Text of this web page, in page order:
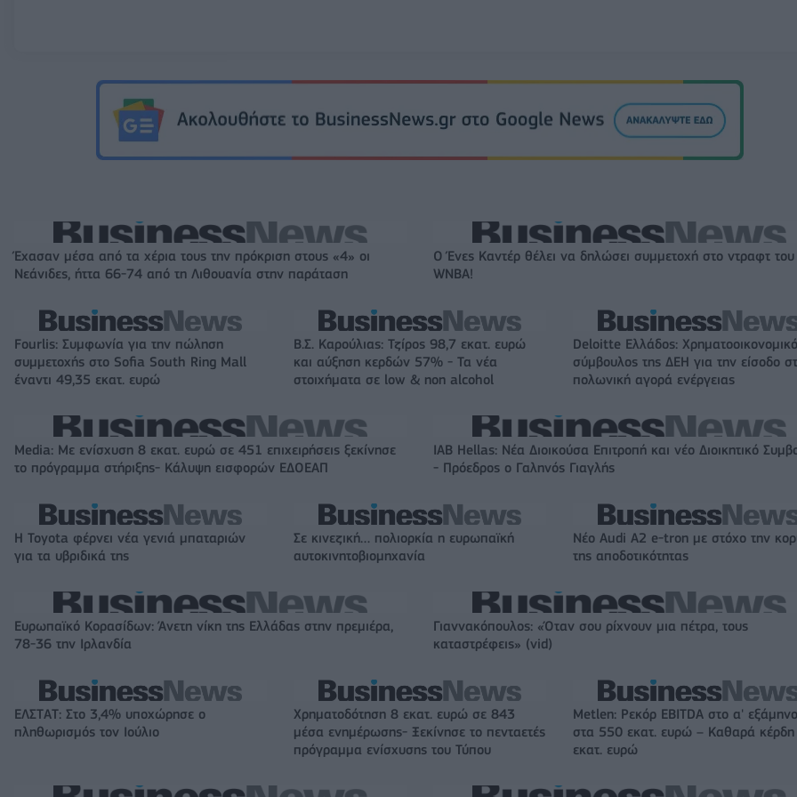
Έχασαν μέσα από τα χέρια τους την πρόκριση στους «4» οι
Νεάνιδες, ήττα 66-74 από τη Λιθουανία στην παράταση
Ο Ένες Καντέρ θέλει να δηλώσει συμμετοχή στο ντραφτ του
WNBA!
Fourlis: Συμφωνία για την πώληση
συμμετοχής στο Sofia South Ring Mall
έναντι 49,35 εκατ. ευρώ
Β.Σ. Καρούλιας: Τζίρος 98,7 εκατ. ευρώ
και αύξηση κερδών 57% - Τα νέα
στοιχήματα σε low & non alcohol
Deloitte Ελλάδος:
σύμβουλος της ΔΕΗ για την είσοδο
πολωνική αγορά ενέργειας
Media: Με ενίσχυση 8 εκατ. ευρώ σε 451 επιχειρήσεις ξεκίνησε
το πρόγραμμα στήριξης- Κάλυψη εισφορών ΕΔΟΕΑΠ
IAB Hellas: Νέα Διοικούσα Επιτροπή και νέο Διοικητικό
- Πρόεδρος ο Γαληνός Γιαγλής
Η Toyota φέρνει νέα γενιά μπαταριών
για τα υβριδικά της
Σε κινεζική… πολιορκία η ευρωπαϊκή
αυτοκινητοβιομηχανία
Νέο Audi A2 e-tron με στόχο την
της αποδοτικότητας
Ευρωπαϊκό Κορασίδων: Άνετη νίκη της Ελλάδας στην πρεμιέρα,
78-36 την Ιρλανδία
Γιαννακόπουλος: «Όταν σου ρίχνουν μια πέτρα, τους
καταστρέφεις» (vid)
ΕΛΣΤΑΤ: Στο 3,4% υποχώρησε ο
πληθωρισμός τον Ιούλιο
Χρηματοδότηση 8 εκατ. ευρώ σε 843
μέσα ενημέρωσης- Ξεκίνησε το πενταετές
πρόγραμμα ενίσχυσης του Τύπου
Metlen: Ρεκόρ EBITDA στο α'
στα 550 εκατ. ευρώ – Καθαρά
εκατ. ευρώ